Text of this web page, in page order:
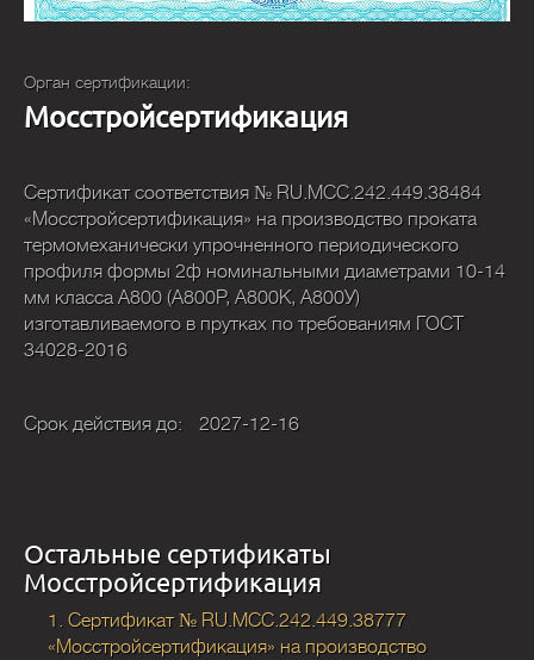
Орган сертификации:
Мосстройсертификация
Сертификат соответствия № RU.MCC.242.449.38484
«Мосстройсертификация» на производство проката
термомеханически упрочненного периодического
профиля формы 2ф номинальными диаметрами 10-14
мм класса А800 (А800Р, А800К, А800У)
изготавливаемого в прутках по требованиям ГОСТ
34028-2016
Срок действия до: 2027-12-16
Остальные сертификаты
Мосстройсертификация
1. Сертификат № RU.МСС.242.449.38777
«Мосстройсертификация» на производство